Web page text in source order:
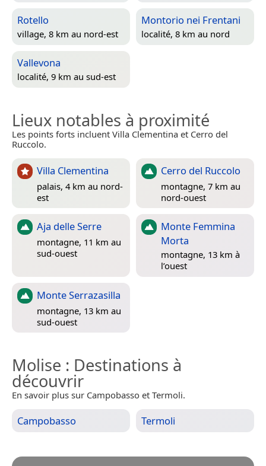
Rotello
village, 8 km au nord-est
Montorio nei Frentani
localité, 8 km au nord
Vallevona
localité, 9 km au sud-est
Lieux notables à proximité
Les points forts incluent Villa Clementina et Cerro del
Ruccolo.
Villa Clementina
palais, 4 km au nord-
est
Cerro del Ruccolo
montagne, 7 km au
nord-ouest
Aja delle Serre
montagne, 11 km au
sud-ouest
Monte Femmina
Morta
montagne, 13 km à
l’ouest
Monte Serrazasilla
montagne, 13 km au
sud-ouest
Molise : Destinations à
découvrir
En savoir plus sur Campobasso et Termoli.
Campobasso Termoli